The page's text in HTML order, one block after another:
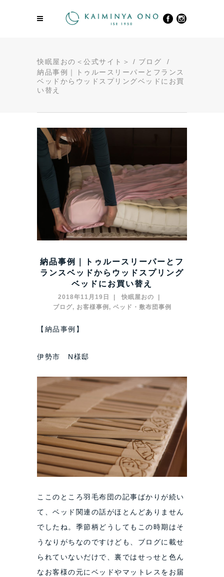
快眠屋おの＜公式サイト＞ / ブログ
/
納品事例｜トゥルースリーパーとフランス
ベッドからウッドスプリングベッドにお買
い替え
納品事例｜トゥルースリーパーとフ
ランスベッドからウッドスプリング
ベッドにお買い替え
2018年11月19日
快眠屋おの
ブログ, お客様事例 , ベッド・敷布団事例
【納品事例】
伊勢市 N様邸
ここのところ羽毛布団の記事ばかりが続い
て、ベッド関連の話がほとんどありません
でしたね。季節柄どうしてもこの時期はそ
うなりがちなのですけども、ブログに載せ
られていないだけで、裏ではせっせと色ん
なお客様の元にベッドやマットレスをお届